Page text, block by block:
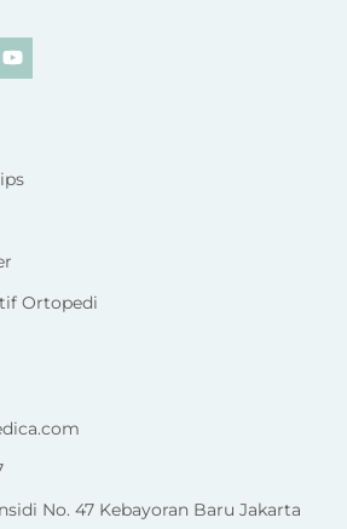
Icon
Ortopedi
No. 47 Kebayoran Baru Jakarta